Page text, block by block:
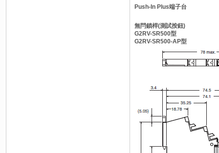
Push-In Plus端子台
無閂鎖桿(測試按鈕)
G2RV-SR500型
G2RV-SR500-AP型